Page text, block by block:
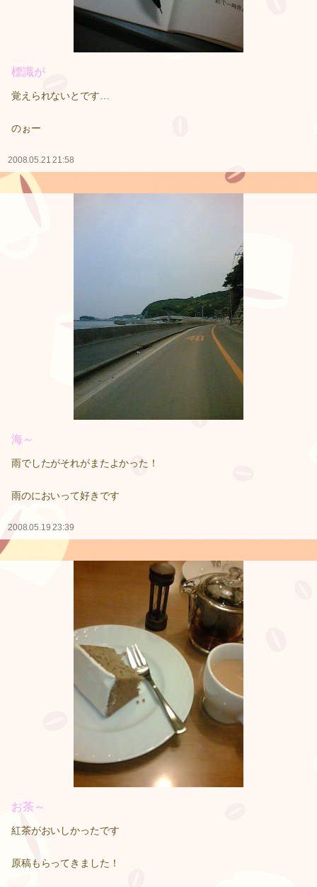
標識が
覚えられないとです…
のぉー
2008.05.21 21:58
海～
雨でしたがそれがまたよかった！
雨のにおいって好きです
2008.05.19 23:39
お茶～
紅茶がおいしかったです
原稿もらってきました！